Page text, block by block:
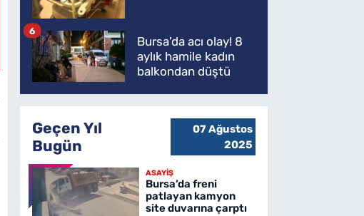
Bursa'da acı olay! 8
aylık hamile kadın
balkondan düştü
6
Geçen Yıl
Bugün
07 Ağustos
2025
ASAYİŞ
Bursa’da freni
patlayan kamyon
site duvarına çarptı